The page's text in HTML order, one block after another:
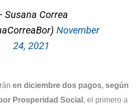
Susana Correa
November
24, 2021
en diciembre dos pagos, según
Prosperidad Social , el primero a